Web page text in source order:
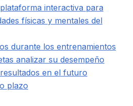
interactiva para
físicas y mentales del
durante los entrenamientos
analizar su desempeño
en el futuro
plazo